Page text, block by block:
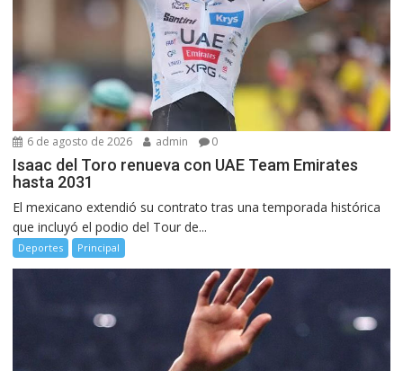
6 de agosto de 2026 admin 0
Isaac del Toro renueva con UAE Team Emirates
hasta 2031
El mexicano extendió su contrato tras una temporada histórica
que incluyó el podio del Tour de...
Deportes Principal